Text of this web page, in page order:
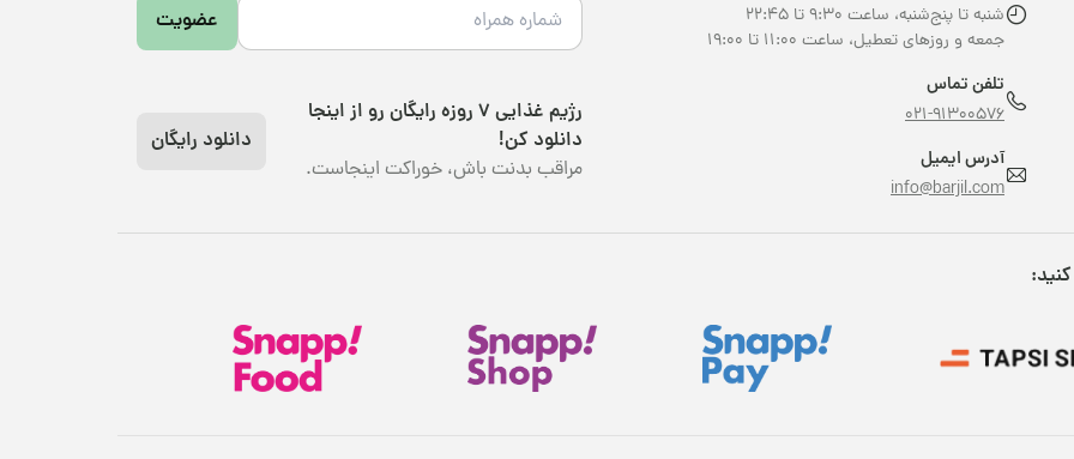
شنبه تا پنج‌شنبه، ساعت ۹:۳۰ تا ۲۲:۴۵
جمعه و روزهای تعطیل، ساعت ۱۱:۰۰ تا ۱۹:۰۰
تلفن تماس
021-91300576
آدرس ایمیل
info@barjil.com
عضویت
رژیم غذایی 7 روزه رایگان رو از اینجا
دانلود کن!
مراقب بدنت باش، خوراکت اینجاست.
دانلود رایگان